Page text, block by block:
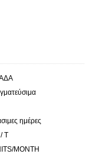
ημέρες
T
MONTH